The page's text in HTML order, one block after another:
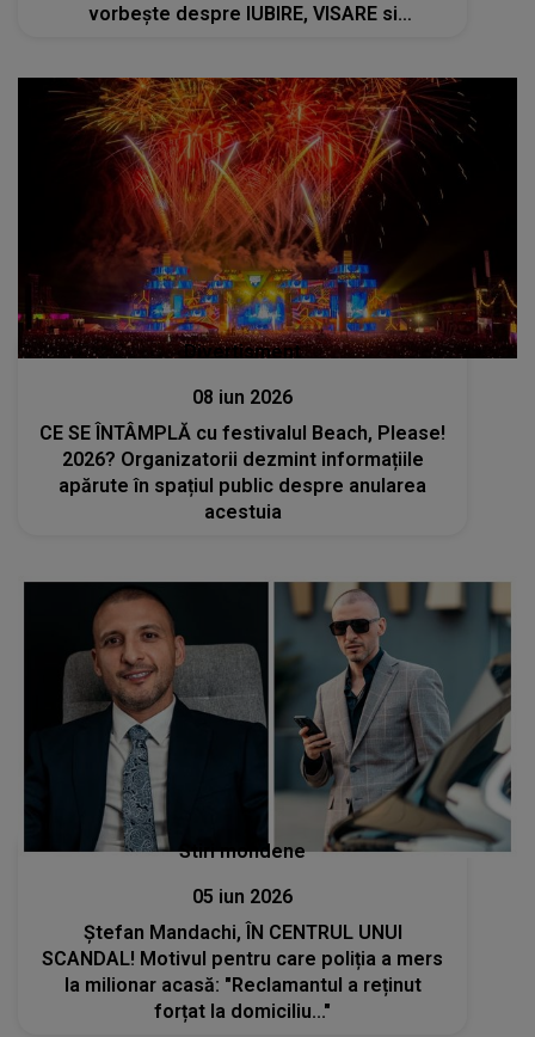
vorbește despre IUBIRE, VISARE si
Divertisment
08 iun 2026
CE SE ÎNTÂMPLĂ cu festivalul Beach, Please!
2026? Organizatorii dezmint informațiile
apărute în spațiul public despre anularea
acestuia
Stiri mondene
05 iun 2026
Ștefan Mandachi, ÎN CENTRUL UNUI
SCANDAL! Motivul pentru care poliția a mers
la milionar acasă: "Reclamantul a reținut
forțat la domiciliu..."